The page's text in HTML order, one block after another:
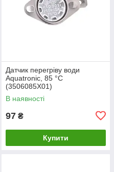
Датчик перегріву води
Aquatronic, 85 °С
(3506085X01)
В наявності
97 ₴
Купити